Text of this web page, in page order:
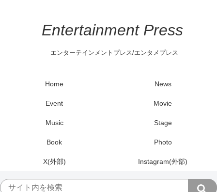
Entertainment Press
エンターテインメントプレス/エンタメプレス
Home News
Event Movie
Music Stage
Book Photo
X(外部) Instagram(外部)